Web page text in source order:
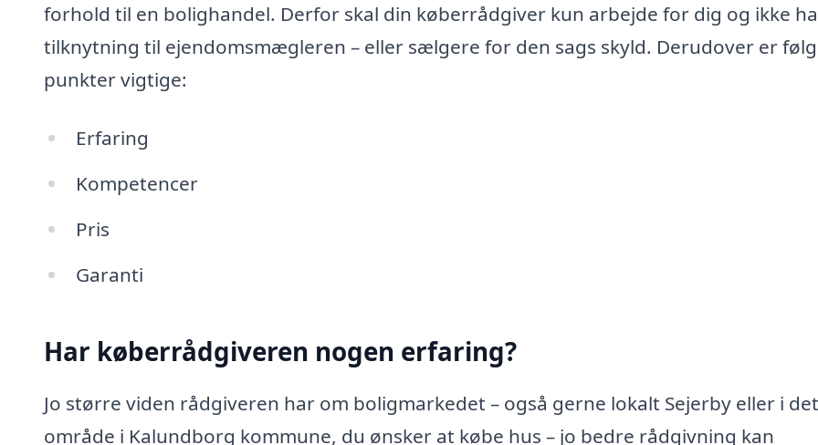
forhold til en bolighandel. Derfor skal din køberrådgiver kun arbejde for dig og ikke
tilknytning til ejendomsmægleren – eller sælgere for den sags skyld. Derudover er
punkter vigtige:
Erfaring
Kompetencer
Pris
Garanti
Har køberrådgiveren nogen erfaring?
Jo større viden rådgiveren har om boligmarkedet – også gerne lokalt Sejerby eller i det
område i Kalundborg kommune, du ønsker at købe hus – jo bedre rådgivning kan